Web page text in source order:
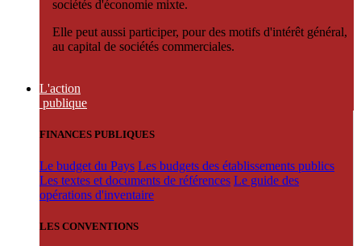
sociétés d'économie mixte.
Elle peut aussi participer, pour des motifs d'intérêt général,
au capital de sociétés commerciales.
L'action
publique
FINANCES PUBLIQUES
Le budget du Pays Les budgets des établissements publics
Les textes et documents de références Le guide des
opérations d'inventaire
LES CONVENTIONS